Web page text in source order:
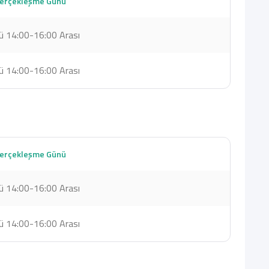
14:00-16:00 Arası
14:00-16:00 Arası
Günü
14:00-16:00 Arası
14:00-16:00 Arası